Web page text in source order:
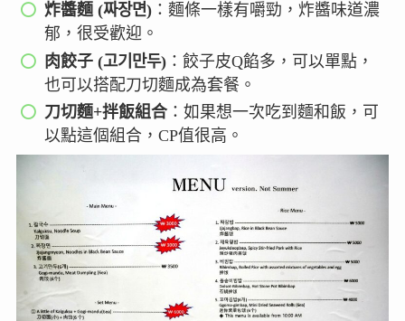
炸醬麵 (짜장면) ：麵條一樣有嚼勁，炸醬味道濃
郁，很受歡迎。
肉餃子 (고기만두) ：餃子皮Q餡多，可以單點，
也可以搭配刀切麵成為套餐。
刀切麵+拌飯組合 ：如果想一次吃到麵和飯，可
以點這個組合，CP值很高。